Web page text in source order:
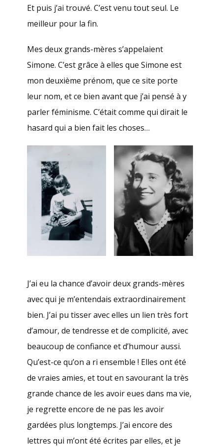
Et puis j’ai trouvé. C’est venu tout seul. Le
meilleur pour la fin.
Mes deux grands-mères s’appelaient
Simone. C’est grâce à elles que Simone est
mon deuxième prénom, que ce site porte
leur nom, et ce bien avant que j’ai pensé à y
parler féminisme. C’était comme qui dirait le
hasard qui a bien fait les choses…
J’ai eu la chance d’avoir deux grands-mères
avec qui je m’entendais extraordinairement
bien. J’ai pu tisser avec elles un lien très fort
d’amour, de tendresse et de complicité, avec
beaucoup de confiance et d’humour aussi.
Qu’est-ce qu’on a ri ensemble ! Elles ont été
de vraies amies, et tout en savourant la très
grande chance de les avoir eues dans ma vie,
je regrette encore de ne pas les avoir
gardées plus longtemps. J’ai encore des
lettres qui m’ont été écrites par elles, et je